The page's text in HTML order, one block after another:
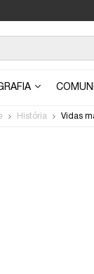
História Vidas